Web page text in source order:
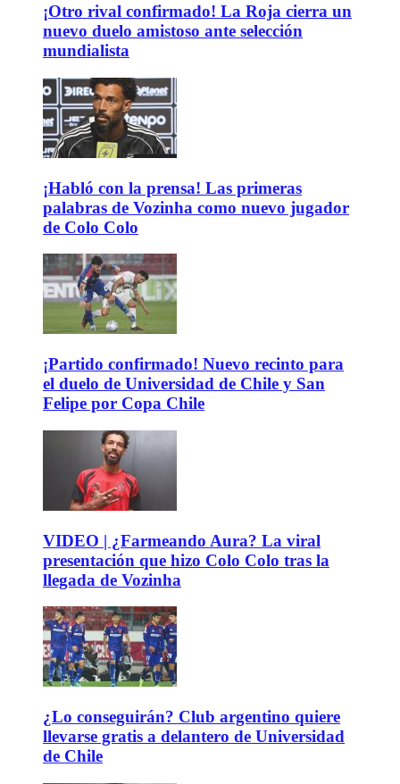
¡Otro rival confirmado! La Roja cierra un
nuevo duelo amistoso ante selección
mundialista
¡Habló con la prensa! Las primeras
palabras de Vozinha como nuevo jugador
de Colo Colo
¡Partido confirmado! Nuevo recinto para
el duelo de Universidad de Chile y San
Felipe por Copa Chile
VIDEO | ¿Farmeando Aura? La viral
presentación que hizo Colo Colo tras la
llegada de Vozinha
¿Lo conseguirán? Club argentino quiere
llevarse gratis a delantero de Universidad
de Chile